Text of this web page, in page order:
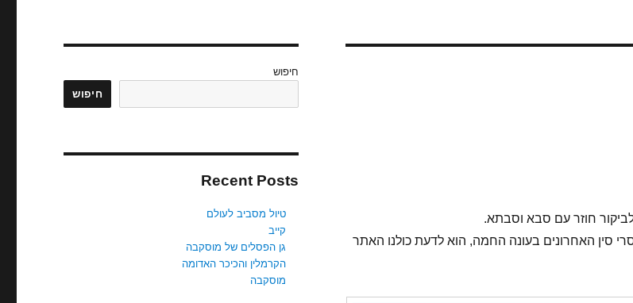
חוזר עם סבא וסבתא.
סין האחרונים בעונה החמה, הוא לדעת כולנו האתר
חיפוש
חיפוש
Recent Posts
טיול מסביב לעולם
קייב
גן הפסלים של מוסקבה
הקרמלין והכיכר האדומה
מוסקבה